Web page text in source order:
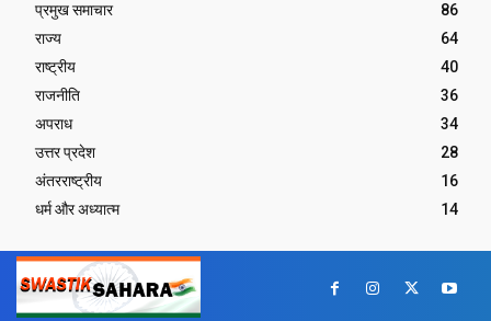
प्रमुख समाचार‎
86
राज्य
64
राष्ट्रीय
40
राजनीति
36
अपराध
34
उत्तर प्रदेश
28
अंतरराष्ट्रीय
16
धर्म और अध्यात्म
14